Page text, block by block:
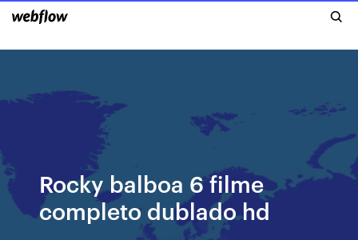
Rocky balboa 6 filme
completo dublado hd